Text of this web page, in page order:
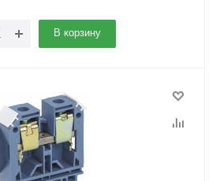
В корзину